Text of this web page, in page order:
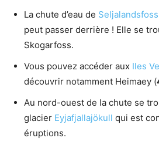
La chute d’eau de Seljalandsfoss
peut passer derrière ! Elle se
Skogarfoss.
Vous pouvez accéder aux Iles
découvrir notamment Heimaey (
Au nord-ouest de la chute se
glacier Eyjafjallajökull qui est
éruptions.